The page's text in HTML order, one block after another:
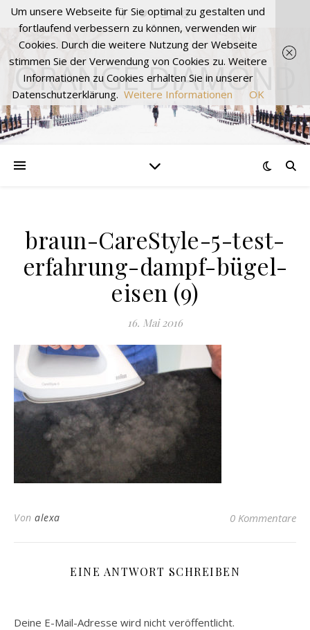
ORANGE DIAMOND
braun-CareStyle-5-test-
erfahrung-dampf-bügel-
eisen (9)
16. Mai 2016
Von alexa 0 Kommentare
EINE ANTWORT SCHREIBEN
Deine E-Mail-Adresse wird nicht veröffentlicht.
Um unsere Webseite für Sie optimal zu gestalten und
fortlaufend verbessern zu können, verwenden wir
Cookies. Durch die weitere Nutzung der Webseite
stimmen Sie der Verwendung von Cookies zu. Weitere
Informationen zu Cookies erhalten Sie in unserer
Datenschutzerklärung. Weitere Informationen OK